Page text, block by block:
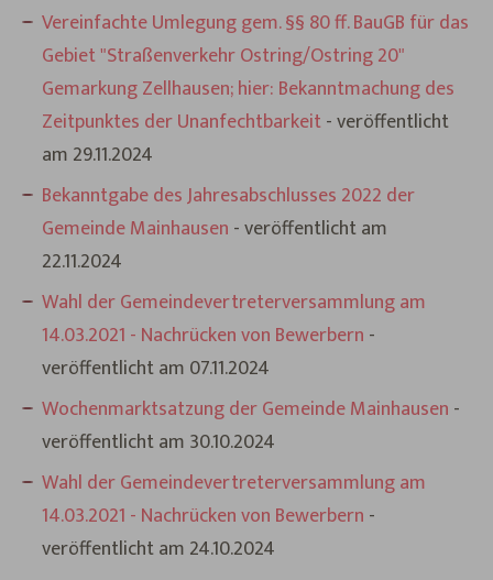
Vereinfachte Umlegung gem. §§ 80 ff. BauGB für das
Gebiet "Straßenverkehr Ostring/Ostring 20"
Gemarkung Zellhausen; hier: Bekanntmachung des
Zeitpunktes der Unanfechtbarkeit- veröffentlicht
am 29.11.2024
Bekanntgabe des Jahresabschlusses 2022 der
Gemeinde Mainhausen - veröffentlicht am
22.11.2024
Wahl der Gemeindevertreterversammlung am
14.03.2021 - Nachrücken von Bewerbern -
veröffentlicht am 07.11.2024
Wochenmarktsatzung der Gemeinde Mainhausen -
veröffentlicht am 30.10.2024
Wahl der Gemeindevertreterversammlung am
14.03.2021 - Nachrücken von Bewerbern -
veröffentlicht am 24.10.2024